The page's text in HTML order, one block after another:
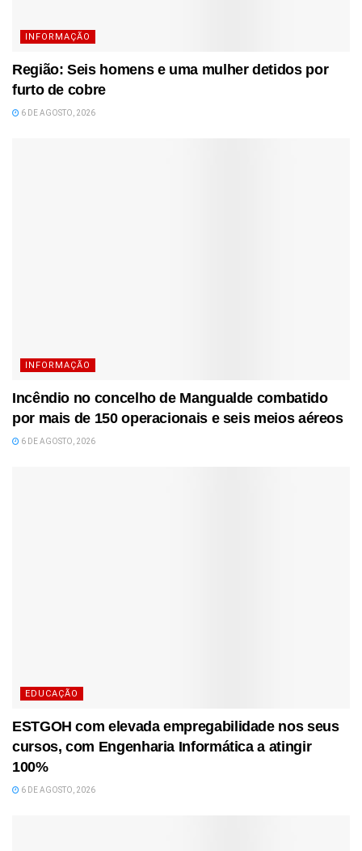
INFORMAÇÃO
Região: Seis homens e uma mulher detidos por
furto de cobre
6 DE AGOSTO, 2026
INFORMAÇÃO
Incêndio no concelho de Mangualde combatido
por mais de 150 operacionais e seis meios aéreos
6 DE AGOSTO, 2026
EDUCAÇÃO
ESTGOH com elevada empregabilidade nos seus
cursos, com Engenharia Informática a atingir
100%
6 DE AGOSTO, 2026